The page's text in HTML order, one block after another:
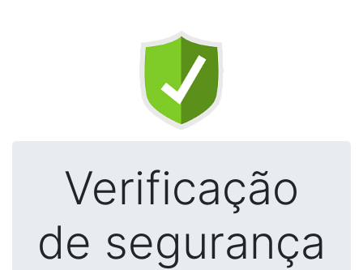
Verificação
de segurança